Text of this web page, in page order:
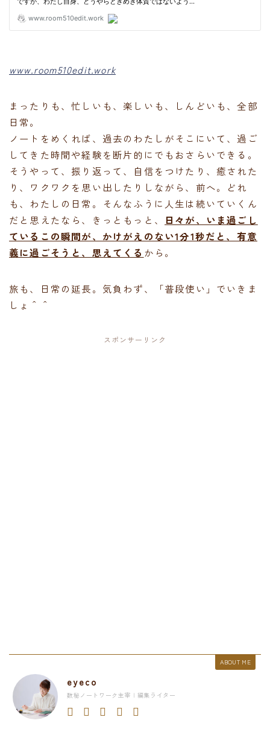
www.room510edit.work
まったりも、忙しいも、楽しいも、しんどいも、全部
日常。
ノートをめくれば、過去のわたしがそこにいて、過ご
してきた時間や経験を断片的にでもおさらいできる。
そうやって、振り返って、自信をつけたり、癒された
り、ワクワクを思い出したりしながら、前へ。どれ
も、わたしの日常。そんなふうに人生は続いていくん
だと思えたなら、きっともっと、
日々が、いま過ごし
ているこの瞬間が、かけがえのない1分1秒だと、有意
義に過ごそうと、思えてくる から。
旅も、日常の延長。気負わず、「普段使い」でいきま
しょ＾＾
スポンサーリンク
ABOUT ME
eyeco
数秘ノートワーク主宰 | 編集ライター